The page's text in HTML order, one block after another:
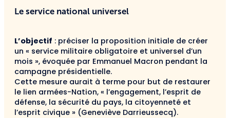
Le service national universel
L’objectif : préciser la proposition initiale de créer
un « service militaire obligatoire et universel d’un
mois », évoquée par Emmanuel Macron pendant la
campagne présidentielle.
Cette mesure aurait à terme pour but de restaurer
le lien armées-Nation, « l’engagement, l’esprit de
défense, la sécurité du pays, la citoyenneté et
l’esprit civique » (Geneviève Darrieussecq).